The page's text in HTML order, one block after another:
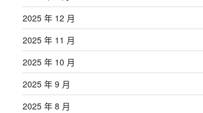
2025 年 12 月
2025 年 11 月
2025 年 10 月
2025 年 9 月
2025 年 8 月